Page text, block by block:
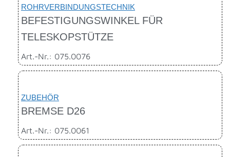
ROHRVERBINDUNGSTECHNIK
BEFESTIGUNGSWINKEL FÜR
TELESKOPSTÜTZE
Art.-Nr.: 075.0076
ZUBEHÖR
BREMSE D26
Art.-Nr.: 075.0061